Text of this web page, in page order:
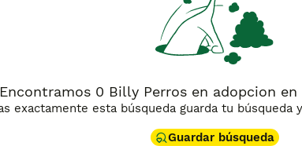
como apartamentos. Esta raza es muy rara,
Billy puede ser una tarea difícil. Para quienes
Encontramos 0 Billy Perros en adopcion en
exactamente esta búsqueda guarda tu
Guardar búsqueda